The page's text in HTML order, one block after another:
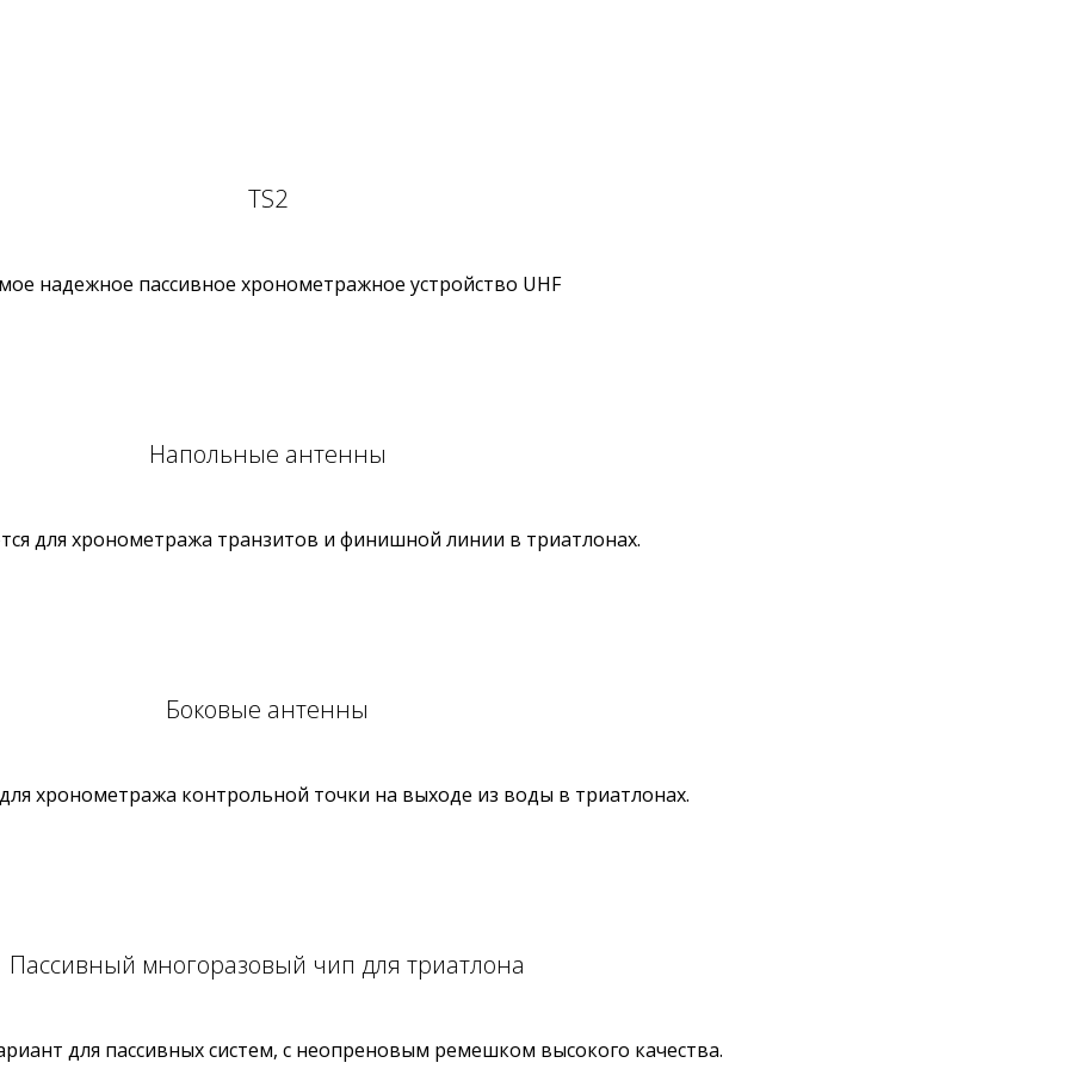
TS2
надежное пассивное хронометражное устройство UHF
Напольные антенны
для хронометража транзитов и финишной линии в триатлонах.
Боковые антенны
хронометража контрольной точки на выходе из воды в триатлонах.
Пассивный многоразовый чип для триатлона
для пассивных систем, с неопреновым ремешком высокого качества.